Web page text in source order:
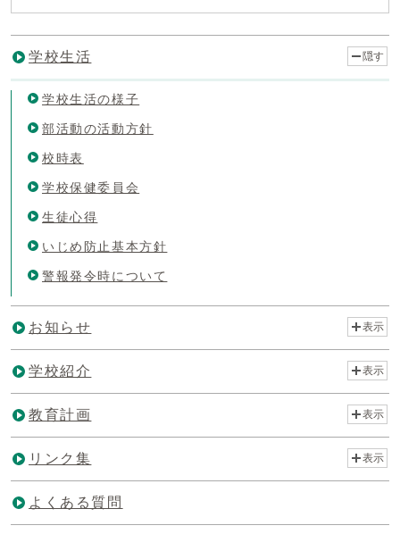
学校生活 隠す
学校生活の様子
部活動の活動方針
校時表
学校保健委員会
生徒心得
いじめ防止基本方針
警報発令時について
お知らせ 表示
学校紹介 表示
教育計画 表示
リンク集 表示
よくある質問